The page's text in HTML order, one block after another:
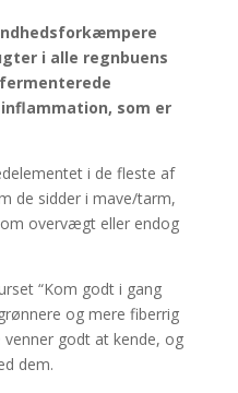
i alle regnbuens
som er
i de fleste af
de sidder i mave/tarm,
overvægt eller endog
“Kom godt i gang
og mere fiberrig
godt at kende, og
dem.